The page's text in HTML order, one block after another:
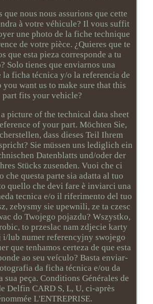
que nous nous assurions que cette
à votre véhicule? Il vous suffit
une photo de la fiche technique
de votre pièce. ¿Quieres que te
que esta pieza corresponde a tu
Solo tienes que enviarnos una
ficha técnica y/o la referencia de
you want us to make sure that this
part fits your vehicle?
a picture of the technical data sheet
of your part. Möchten Sie,
dass dieses Teil Ihrem
Sie müssen uns lediglich ein
Datenblatts und/oder der
Stücks zusenden. Vuoi che ci
che questa parte sia adatta al tuo
quello che devi fare è inviarci una
tecnica e/o il riferimento del tuo
zebysmy sie upewnili, ze ta czesc
do Twojego pojazdu? Wszystko,
to przeslac nam zdjecie karty
i/lub numer referencyjny swojego
que tenhamos certeza de que esta
ao seu veículo? Basta enviar-
da ficha técnica e/ou da
sua peça. Conditions Générales de
Delfin CARD S, L, U, ci-après
L'ENTREPRISE.